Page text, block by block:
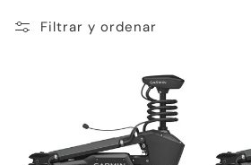
c
Filtrar y ordenar